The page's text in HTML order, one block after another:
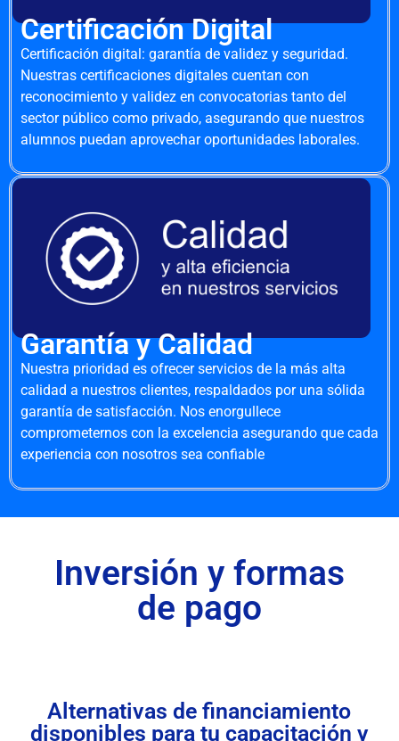
Certificación Digital
Certificación digital: garantía de validez y seguridad.
Nuestras certificaciones digitales cuentan con
reconocimiento y validez en convocatorias tanto del
sector público como privado, asegurando que nuestros
alumnos puedan aprovechar oportunidades laborales.
Garantía y Calidad
Nuestra prioridad es ofrecer servicios de la más alta
calidad a nuestros clientes, respaldados por una sólida
garantía de satisfacción. Nos enorgullece
comprometernos con la excelencia asegurando que cada
experiencia con nosotros sea confiable
Inversión y formas
de pago
Alternativas de financiamiento
disponibles para tu capacitación y